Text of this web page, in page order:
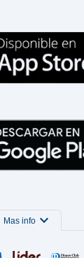
Mas info expand_more